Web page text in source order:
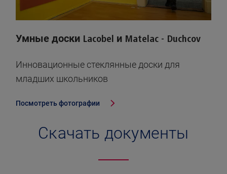
Умные доски Lacobel и Matelac - Duchcov
Инновационные стеклянные доски для
младших школьников
Посмотреть фотографии
Скачать документы